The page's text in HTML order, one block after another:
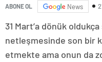
ABONE OL News
31 Mart’a dönük
netleşmesinde son bir
etmekte ama onun da